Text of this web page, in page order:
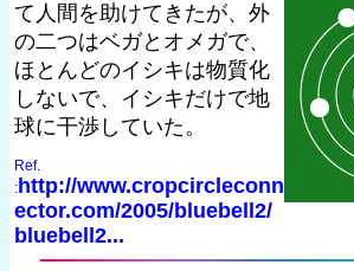
て人間を助けてきたが、外
の二つはベガとオメガで、
ほとんどのイシキは物質化
しないで、イシキだけで地
球に干渉していた。
Ref.
: http://www.cropcircleconn
ector.com/2005/bluebell2/
bluebell2...